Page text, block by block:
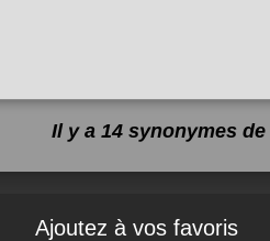
Il y a 14 synonymes de
Ajoutez à vos favoris